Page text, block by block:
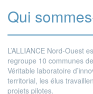
Qui
L’ALLIANCE Nord-Ouest
regroupe 10 communes
Véritable laboratoire
territorial, les élus
projets pilotes.